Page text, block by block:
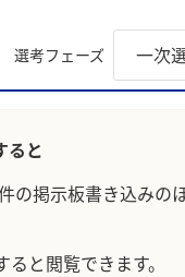
選考フェーズ
ると
の掲示板書き込みの
ると閲覧できます。